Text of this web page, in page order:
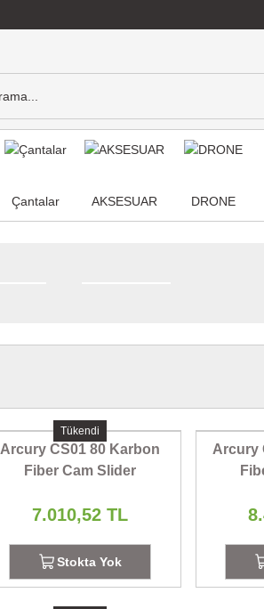
Çantalar AKSESUAR DRONE
Tükendi
Arcury CS01 80 Karbon
Fiber Cam Slider
7.010,52 TL
Stokta Yok
Arcury